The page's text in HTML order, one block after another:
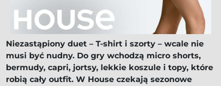
Niezastąpiony duet – T-shirt i szorty – wcale nie
musi być nudny. Do gry wchodzą micro shorts,
bermudy, capri, jortsy, lekkie koszule i topy, które
robią cały outfit. W House czekają sezonowe